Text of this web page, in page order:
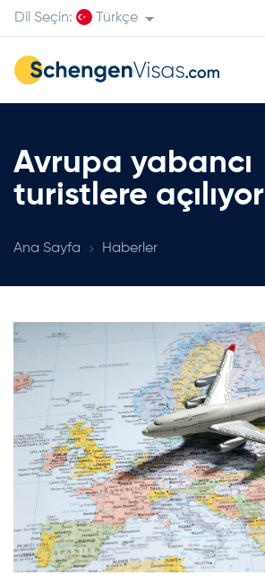
Dil Seçin: Türkçe
Avrupa yabancı
turistlere açılıyor
Ana Sayfa Haberler